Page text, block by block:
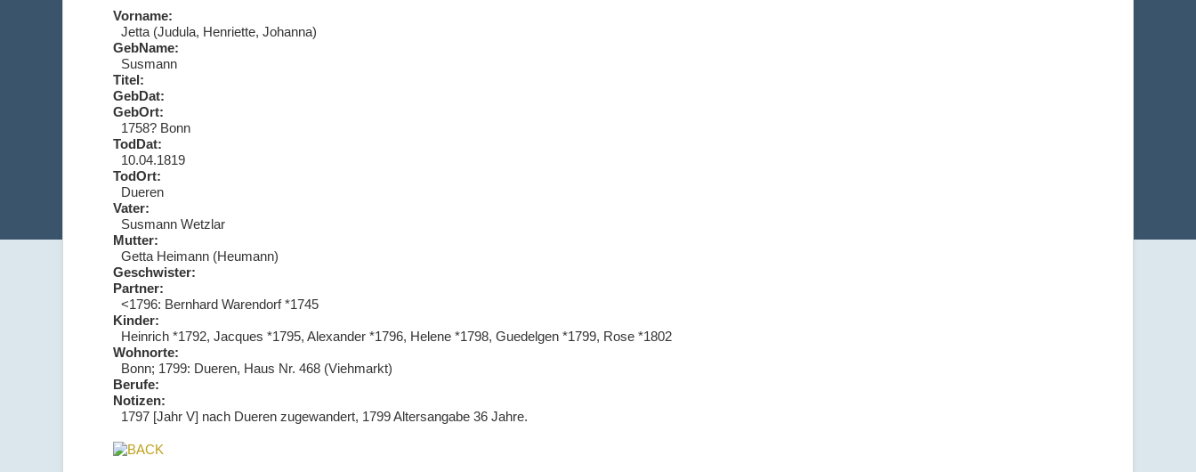
Vorname:
Jetta (Judula, Henriette, Johanna)
GebName:
Susmann
Titel:
GebDat:
GebOrt:
1758? Bonn
TodDat:
10.04.1819
TodOrt:
Dueren
Vater:
Susmann Wetzlar
Mutter:
Getta Heimann (Heumann)
Geschwister:
Partner:
<1796: Bernhard Warendorf *1745
Kinder:
Heinrich *1792, Jacques *1795, Alexander *1796, Helene *1798, Guedelgen *1799, Rose *1802
Wohnorte:
Bonn; 1799: Dueren, Haus Nr. 468 (Viehmarkt)
Berufe:
Notizen:
1797 [Jahr V] nach Dueren zugewandert, 1799 Altersangabe 36 Jahre.